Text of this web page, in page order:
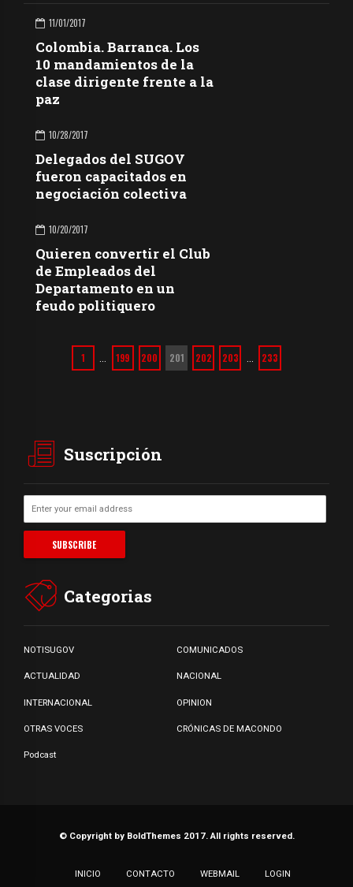
11/01/2017
Colombia. Barranca. Los
10 mandamientos de la
clase dirigente frente a la
paz
10/28/2017
Delegados del SUGOV
fueron capacitados en
negociación colectiva
10/20/2017
Quieren convertir el Club
de Empleados del
Departamento en un
feudo politiquero
1 199 200 201 202 203 233
Suscripción
Categorias
NOTISUGOV COMUNICADOS
ACTUALIDAD NACIONAL
INTERNACIONAL OPINION
OTRAS VOCES CRÓNICAS DE MACONDO
Podcast
© Copyright by BoldThemes 2017. All rights reserved.
INICIO CONTACTO WEBMAIL LOGIN